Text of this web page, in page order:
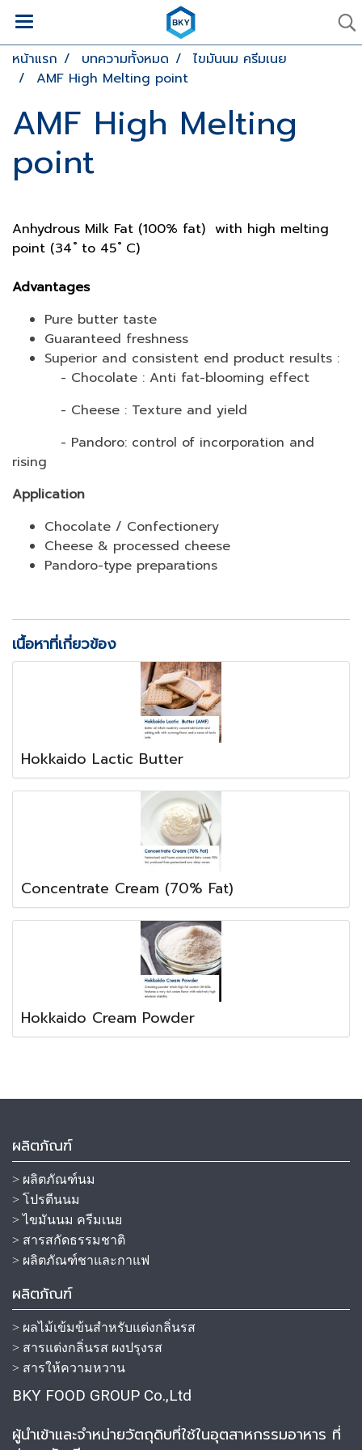
หน้าแรก บทความทั้งหมด
ไขมันนม ครีมเนย
AMF High Melting point
AMF High Melting
point
Anhydrous Milk Fat (100% fat) with high melting
point (34 ํ to 45 ํ C)
Advantages
Pure butter taste
Guaranteed freshness
Superior and consistent end product results :
- Chocolate : Anti fat-blooming effect
- Cheese : Texture and yield
- Pandoro: control of incorporation and
rising
Application
Chocolate / Confectionery
Cheese & processed cheese
Pandoro-type preparations
เนื้อหาที่เกี่ยวข้อง
Hokkaido Lactic Butter
Concentrate Cream (70% Fat)
Hokkaido Cream Powder
ผลิตภัณฑ์
> ผลิตภัณฑ์นม
> โปรตีนนม
> ไขมันนม ครีมเนย
> สารสกัดธรรมชาติ
> ผลิตภัณฑ์ชาและกาแฟ
ผลิตภัณฑ์
> ผลไม้เข้มข้นสำหรับแต่งกลิ่นรส
> สารแต่งกลิ่นรส ผงปรุงรส
> สารให้ความหวาน
BKY FOOD GROUP Co.,Ltd
ผู้นำเข้าและจำหน่ายวัตถุดิบที่ใช้ในอุตสาหกรรมอาหาร ที่